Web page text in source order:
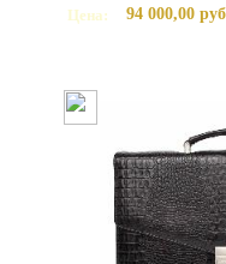
Цена:
94 000,00